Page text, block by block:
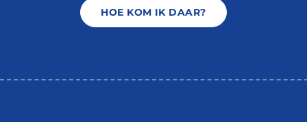
HOE KOM IK DAAR?